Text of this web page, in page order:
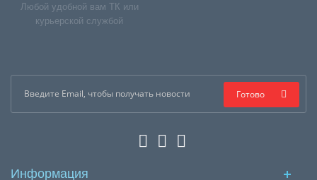
Любой удобной вам ТК или
курьерской службой
Готово
Информация